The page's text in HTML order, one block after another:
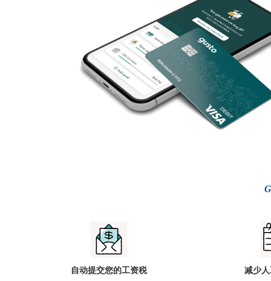
自动提交您的工资税
减少